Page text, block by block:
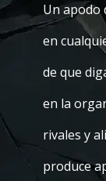
Un apodo
en
de que
en la
rivales y
produce